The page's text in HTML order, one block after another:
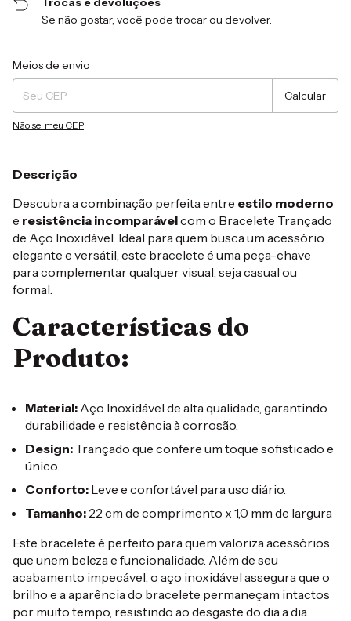
Se não gostar, você pode trocar ou devolver.
Entregas para o CEP:
Meios de envio
Calcular
Não sei meu CEP
Descrição
Descubra a combinação perfeita entre estilo moderno
e resistência incomparávelcom o Bracelete Trançado
de Aço Inoxidável. Ideal para quem busca um acessório
elegante e versátil, este bracelete é uma peça-chave
para complementar qualquer visual, seja casual ou
formal.
Características do
Produto:
Material: Aço Inoxidável de alta qualidade, garantindo
durabilidade e resistência à corrosão.
Design: Trançado que confere um toque sofisticado e
único.
Conforto: Leve e confortável para uso diário.
Tamanho: 22 cm de comprimento x 1,0 mm de largura
Este bracelete é perfeito para quem valoriza acessórios
que unem beleza e funcionalidade. Além de seu
acabamento impecável, o aço inoxidável assegura que o
brilho e a aparência do bracelete permaneçam intactos
por muito tempo, resistindo ao desgaste do dia a dia.